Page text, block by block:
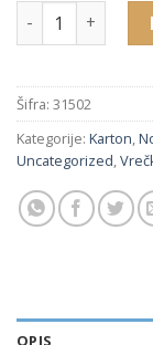
31502 papirnata
Šifra: 31502
Kategorije: Karton
Uncategorized